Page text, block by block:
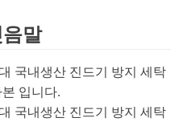
말
국내생산 진드기 방지 세탁
입니다.
국내생산 진드기 방지 세탁